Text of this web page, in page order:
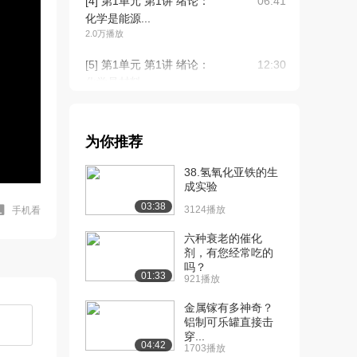
手机看
化学是能源...
2.0万播放
[5] 第1单元 第1讲 绪论：
12:30
近代医学的...
[7] 第1单元 第1讲 绪论：
新药研发与...
[8] 第1单元 第1讲 绪论：
《大学化学...
07:23
[9] 第1单元 第2讲 稀溶液
的依数性：...
4.0万播放
10:55
为你推荐
03:38
38.氢氧化亚铁的生
成实验
3124播放
01:33
六种衰老的催化
剂，有您经常吃的
吗？
921播放
04:42
金属镓有多神奇？
铝制可乐罐直接击
穿...
1703播放